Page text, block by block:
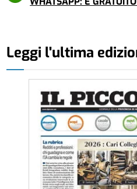
Leggi l'ultima